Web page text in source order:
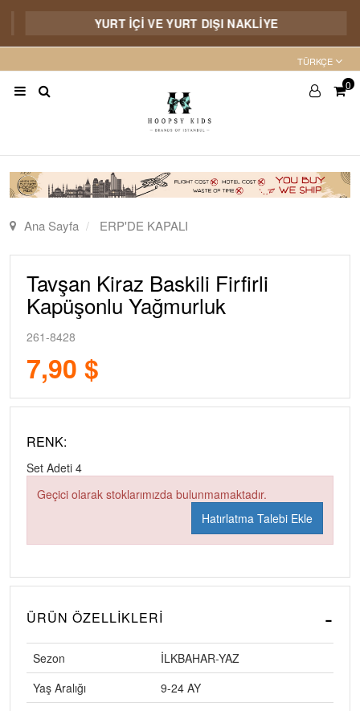
YURT İÇİ VE YURT DIŞI NAKLİYE
TÜRKÇE
0
Ana Sayfa ERP'DE KAPALI
Tavşan Kiraz Baskili Firfirli
Kapüşonlu Yağmurluk
261-8428
7,90 $
RENK:
Set Adeti 4
Geçici olarak stoklarımızda bulunmamaktadır.
Hatırlatma Talebi Ekle
ÜRÜN ÖZELLIKLERI
Sezon
İLKBAHAR-YAZ
Yaş Aralığı
9-24 AY